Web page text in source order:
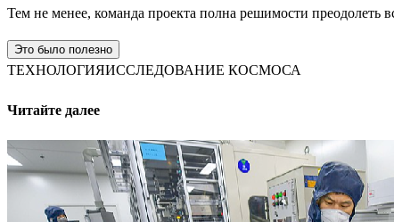
Тем не менее, команда проекта полна решимости преодолеть
Это было полезно
ТЕХНОЛОГИЯИССЛЕДОВАНИЕ КОСМОСА
Читайте далее